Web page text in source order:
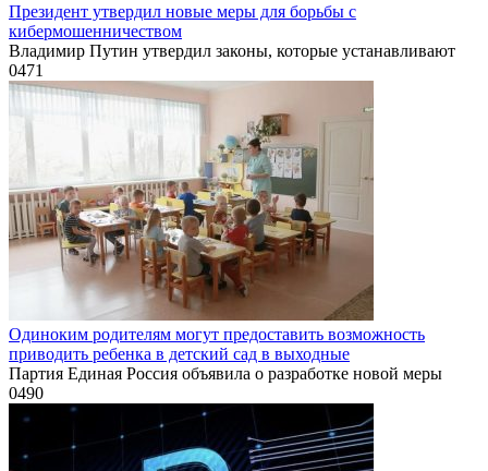
Президент утвердил новые меры для борьбы с
кибермошенничеством
Владимир Путин утвердил законы, которые устанавливают
0471
Одиноким родителям могут предоставить возможность
приводить ребенка в детский сад в выходные
Партия Единая Россия объявила о разработке новой меры
0490